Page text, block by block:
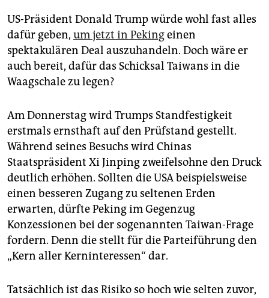
US-Präsident Donald Trump würde wohl fast alles
dafür geben, um jetzt in Pekingeinen
spektakulären Deal auszuhandeln. Doch wäre er
auch bereit, dafür das Schicksal Taiwans in die
Waagschale zu legen?
Am Donnerstag wird Trumps Standfestigkeit
erstmals ernsthaft auf den Prüfstand gestellt.
Während seines Besuchs wird Chinas
Staatspräsident Xi Jinping zweifelsohne den Druck
deutlich erhöhen. Sollten die USA beispielsweise
einen besseren Zugang zu seltenen Erden
erwarten, dürfte Peking im Gegenzug
Konzessionen bei der sogenannten Taiwan-Frage
fordern. Denn die stellt für die Parteiführung den
„Kern aller Kerninteressen“ dar.
Tatsächlich ist das Risiko so hoch wie selten zuvor,